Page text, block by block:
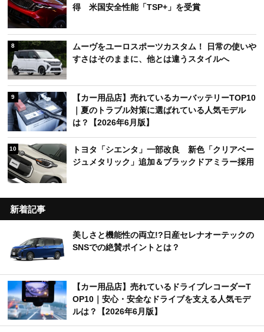
得 米国安全性能「TSP+」を受賞
8
ムーヴをユーロスポーツカスタム！ 日常の使いや
すさはそのままに、他とは違うスタイルへ
9
【カー用品店】売れているカーバッテリーTOP10
｜夏のトラブル対策に選ばれている人気モデル
は？【2026年6月版】
10
トヨタ「シエンタ」一部改良 新色「クリアベー
ジュメタリック」追加＆ブラックドアミラー採用
新着記事
美しさと機能性の両立!?日産セレナオーテックの
SNSでの絶賛ポイントとは？
【カー用品店】売れているドライブレコーダーT
OP10｜安心・安全なドライブを支える人気モデ
ルは？【2026年6月版】